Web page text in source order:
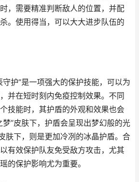
，需要精准判断敌人的位置，并配
。使用得当，可以大大进步队伍的
护”是一项强大的保护技能，可以为
并在短时刻内免疫控制效果。不同
技能时，其护盾的外观和效果也会
梦”皮肤下，护盾会呈现出梦幻般的光
肤下，则是更加冷冽的冰晶护盾。合
有效保护队友免受敌方攻击，尤其
的保护影响尤为重要。